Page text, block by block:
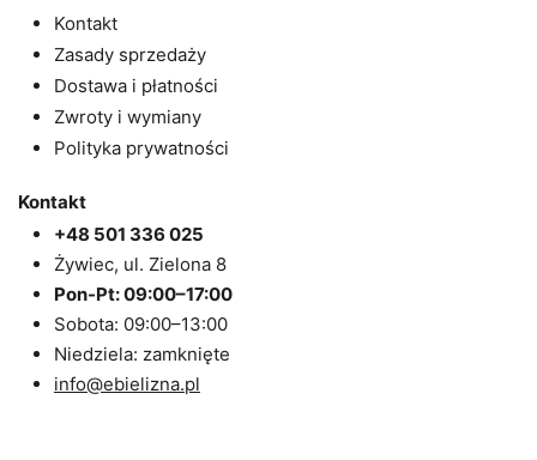
Kontakt
Zasady sprzedaży
Dostawa i płatności
Zwroty i wymiany
Polityka prywatności
Kontakt
+48 501 336 025
Żywiec, ul. Zielona 8
Pon-Pt: 09:00–17:00
Sobota: 09:00–13:00
Niedziela: zamknięte
info@ebielizna.pl